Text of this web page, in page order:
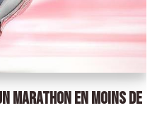
MARATHON EN MOINS DE